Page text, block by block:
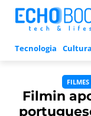
Tecnologia Cultura
Filmin